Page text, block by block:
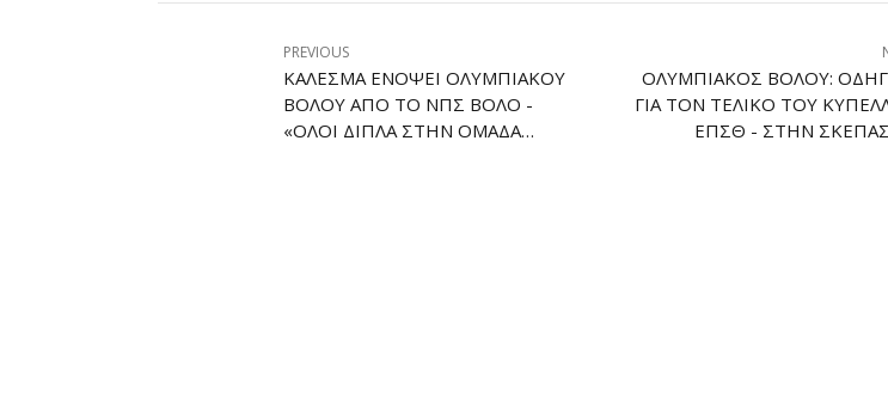
PREVIOUS
ΚΆΛΕΣΜΑ ΕΝΌΨΕΙ ΟΛΥΜΠΙΑΚΟΎ
ΒΌΛΟΥ ΑΠΌ ΤΟ ΝΠΣ ΒΌΛΟ -
«ΌΛΟΙ ΔΊΠΛΑ ΣΤΗΝ ΟΜΆΔΑ
ΟΛΥΜΠΙΑΚΌΣ ΒΌΛΟΥ:
ΓΙΑ ΤΟΝ ΤΕΛΙΚΌ ΤΟΥ
ΕΠΣΘ - ΣΤΗΝ